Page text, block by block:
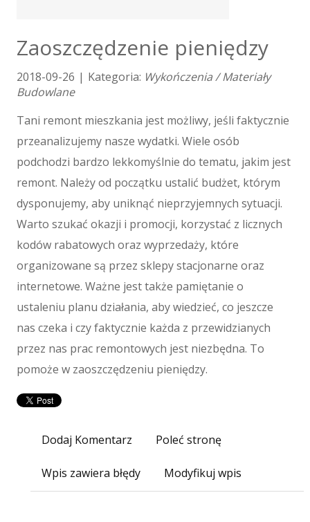
Biżuteria
Dla Dzieci
Wyposażenie Łazienki
Odzież
Sport
Elektronika, RTV, AGD
Art. Dla Zwierząt
Ogród, Rośliny
Chemia
Art. Spożywcze
Materiały Eksploatacyjne
Inne Sklepy
Maszyny
Maszyny
Narzędzia
Przemysł Metalowy
Części Samochodowe
Usługi Motoryzacyjne
Salony, Komisy
Zaoszczędzenie pieniędzy
2018-09-26 | Kategoria: Wykończenia / Materiały
Budowlane
Tani remont mieszkania jest możliwy, jeśli faktycznie
przeanalizujemy nasze wydatki. Wiele osób
podchodzi bardzo lekkomyślnie do tematu, jakim jest
remont. Należy od początku ustalić budżet, którym
dysponujemy, aby uniknąć nieprzyjemnych sytuacji.
Warto szukać okazji i promocji, korzystać z licznych
kodów rabatowych oraz wyprzedaży, które
organizowane są przez sklepy stacjonarne oraz
internetowe. Ważne jest także pamiętanie o
ustaleniu planu działania, aby wiedzieć, co jeszcze
nas czeka i czy faktycznie każda z przewidzianych
przez nas prac remontowych jest niezbędna. To
pomoże w zaoszczędzeniu pieniędzy.
Dodaj Komentarz Poleć stronę
Wpis zawiera błędy Modyfikuj wpis